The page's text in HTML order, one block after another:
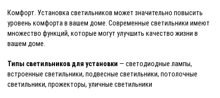
Комфорт. Установка светильников может значительно повысить
уровень комфорта в вашем доме. Современные светильники имеют
множество функций, которые могут улучшить качество жизни в
вашем доме.
Типы светильников для установки — светодиодные лампы,
встроенные светильники, подвесные светильники, потолочные
светильники, прожекторы, уличные светильники